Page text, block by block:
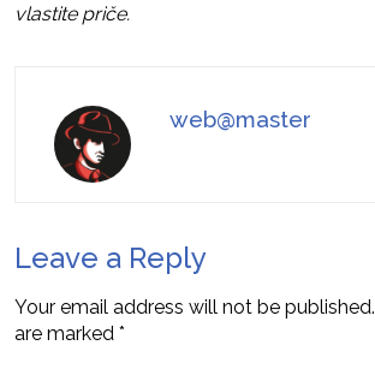
vlastite priče.
web@master
Leave a Reply
Your email address will not be published.
are marked *